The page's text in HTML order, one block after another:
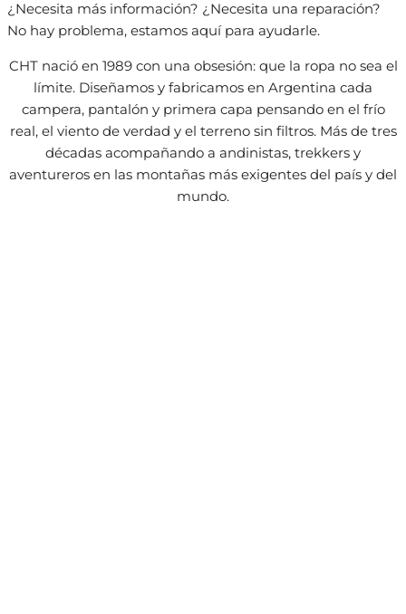
¿Necesita más información? ¿Necesita una reparación?
No hay problema, estamos aquí para ayudarle.
CHT nació en 1989 con una obsesión: que la ropa no sea el
límite. Diseñamos y fabricamos en Argentina cada
campera, pantalón y primera capa pensando en el frío
real, el viento de verdad y el terreno sin filtros. Más de tres
décadas acompañando a andinistas, trekkers y
aventureros en las montañas más exigentes del país y del
mundo.